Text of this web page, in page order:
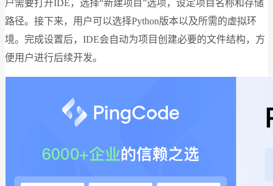
户需要打开IDE，选择“新建项目”选项，设定项目名称和存储
路径。接下来，用户可以选择Python版本以及所需的虚拟环
境。完成设置后，IDE会自动为项目创建必要的文件结构，方
便用户进行后续开发。